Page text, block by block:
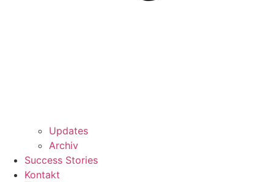
Updates
Archiv
Success Stories
Kontakt